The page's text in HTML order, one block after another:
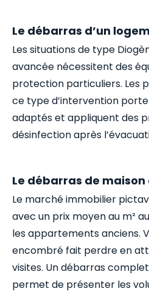
Le débarras d’un
Les situations de type
avancée nécessitent des
protection particuliers. Les
ce type d’intervention
adaptés et appliquent des
désinfection après
Le débarras de
Le marché immobilier
avec un prix moyen au m²
les appartements anciens.
encombré fait perdre en
visites. Un débarras
permet de présenter les